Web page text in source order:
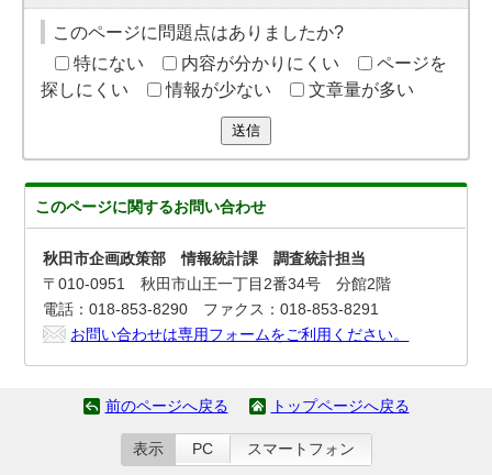
このページに問題点はありましたか?
特にない
内容が分かりにくい
ページを
探しにくい
情報が少ない 文章量が多い
送信
このページに関するお問い合わせ
秋田市企画政策部 情報統計課 調査統計担当
〒010-0951 秋田市山王一丁目2番34号 分館2階
電話：018-853-8290 ファクス：018-853-8291
お問い合わせは専用フォームをご利用ください。
前のページへ戻る トップページへ戻る
表示 PC スマートフォン